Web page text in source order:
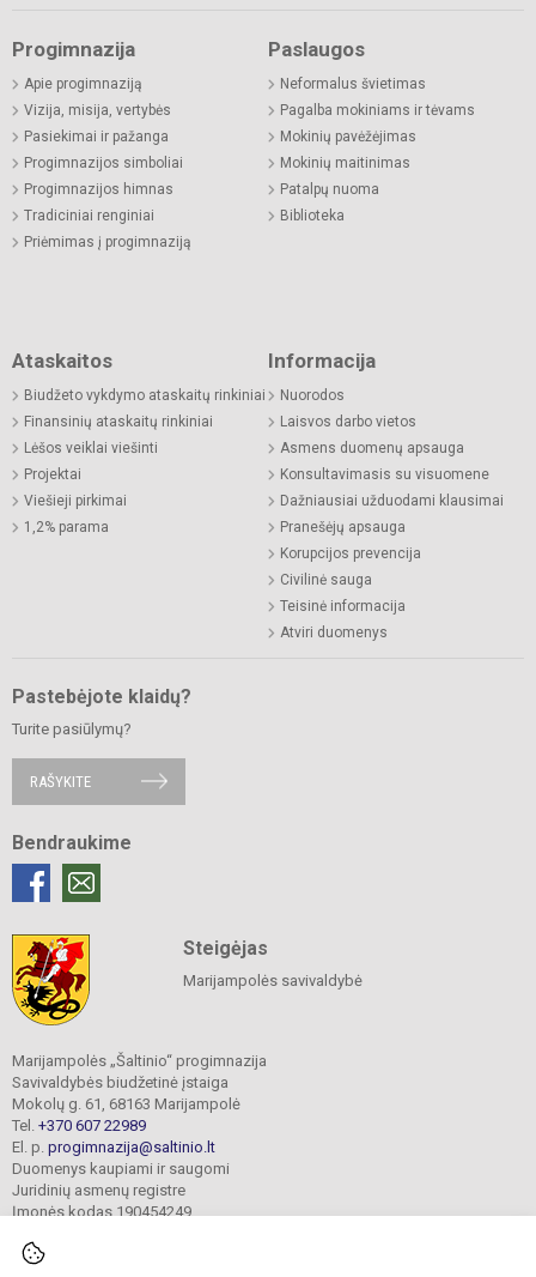
Progimnazija
Apie progimnaziją
Vizija, misija, vertybės
Pasiekimai ir pažanga
Progimnazijos simboliai
Progimnazijos himnas
Tradiciniai renginiai
Priėmimas į progimnaziją
Paslaugos
Neformalus švietimas
Pagalba mokiniams ir tėvams
Mokinių pavėžėjimas
Mokinių maitinimas
Patalpų nuoma
Biblioteka
Ataskaitos
Biudžeto vykdymo ataskaitų rinkiniai
Finansinių ataskaitų rinkiniai
Lėšos veiklai viešinti
Projektai
Viešieji pirkimai
1,2% parama
Informacija
Nuorodos
Laisvos darbo vietos
Asmens duomenų apsauga
Konsultavimasis su visuomene
Dažniausiai užduodami klausimai
Pranešėjų apsauga
Korupcijos prevencija
Civilinė sauga
Teisinė informacija
Atviri duomenys
Pastebėjote klaidų?
Turite pasiūlymų?
RAŠYKITE
Bendraukime
Steigėjas
Marijampolės savivaldybė
Marijampolės „Šaltinio“ progimnazija
Savivaldybės biudžetinė įstaiga
Mokolų g. 61, 68163 Marijampolė
Tel. +370 607 22989
El. p. progimnazija@saltinio.lt
Duomenys kaupiami ir saugomi
Juridinių asmenų registre
Įmonės kodas 190454249